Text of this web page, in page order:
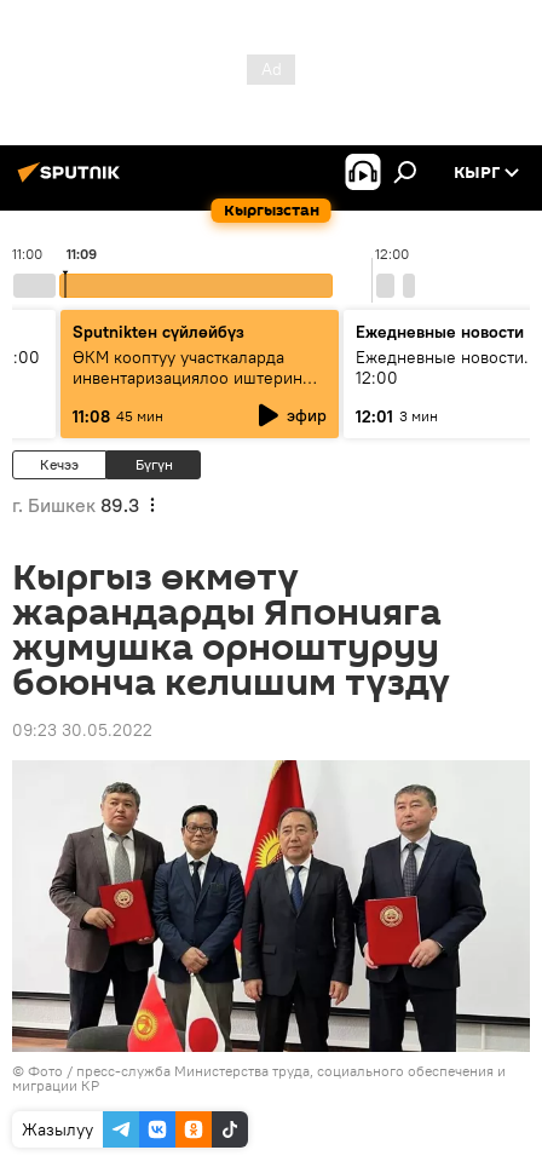
Кыргызстан
КЫРГ
11:00 12:00
11:09
Sputnikteн сүйлөйбүз
ӨКМ кооптуу участкаларда
инвентаризациялоо иштерин
жүргүзүүдө — иш кайсы этапта?
11:08 45 мин эфир
Ежедневные новости
Ежедневные новости.
12:00
12:01 3 мин
Кечээ Бүгүн
г. Бишкек 89.3
Кыргыз өкмөтү
жарандарды Японияга
жумушка орноштуруу
боюнча келишим түздү
09:23 30.05.2022
© Фото / пресс-служба Министерства труда, социального обеспечения и
миграции КР
Жазылуу